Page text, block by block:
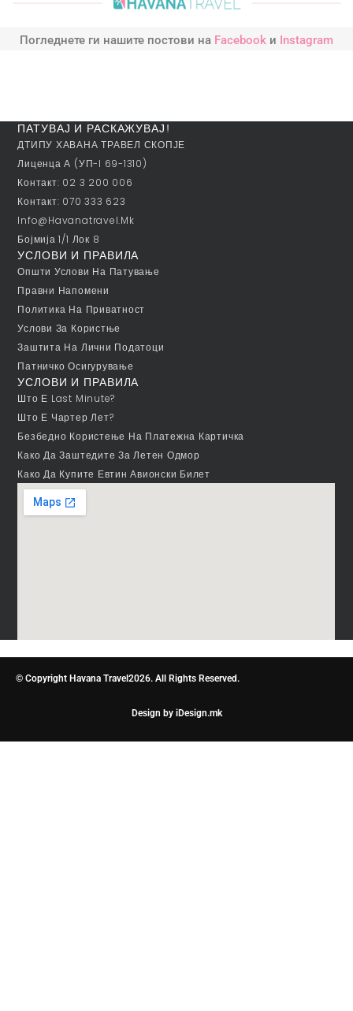
Погледнете ги нашите постови на Facebook и Instagram
ПАТУВАЈ И РАСКАЖУВАЈ!
ДТИПУ ХАВАНА ТРАВЕЛ СКОПЈЕ
Лиценца А (УП-I 69-1310)
Контакт: 02 3 200 006
Контакт: 070 333 623
Info@havanatravel.mk
Бојмија 1/1 Лок 8
УСЛОВИ И ПРАВИЛА
Општи Услови На Патување
Правни Напомени
Политика На Приватност
Услови За Користње
Заштита На Лични Податоци
Патничко Осигурување
УСЛОВИ И ПРАВИЛА
Што Е Last Minute?
Што Е Чартер Лет?
Безбедно Користење На Платежна Картичка
Како Да Заштедите За Летен Одмор
Како Да Купите Евтин Авионски Билет
© Copyright Havana Travel2026. All Rights Reserved.
Design by iDesign.mk